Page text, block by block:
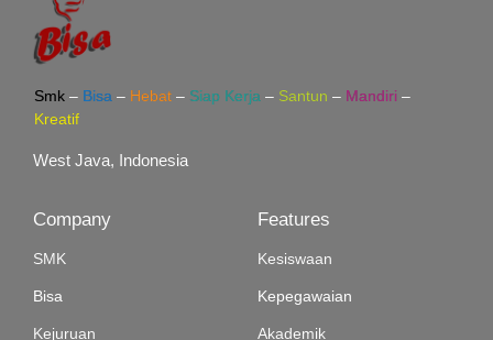
Smk – Bisa – Hebat – Siap Kerja – Santun – Mandiri –
Kreatif
West Java, Indonesia
Company
SMK
Bisa
Kejuruan
Features
Kesiswaan
Kepegawaian
Akademik